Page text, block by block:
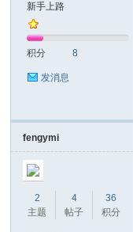
新手上路
积分 8
发消息
fengymi
2
主题
4
帖子
36
积分